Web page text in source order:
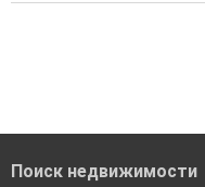
Поиск недвижимости